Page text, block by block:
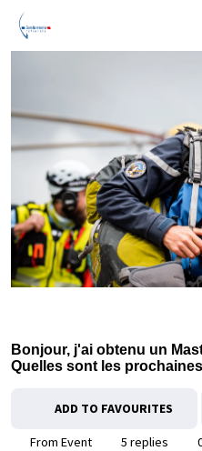
Bonjour, j'ai obtenu un
Quelles sont les
ADD TO FAVOURITES
From Event 5 replies